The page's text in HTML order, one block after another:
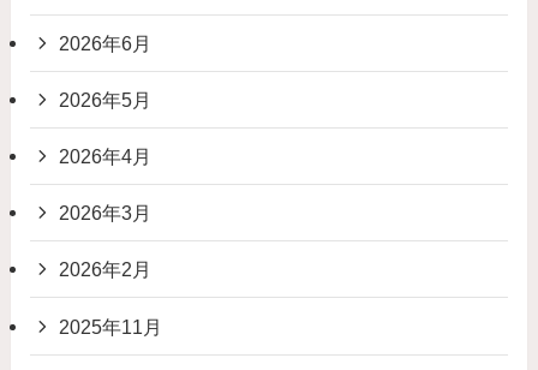
2026年6月
2026年5月
2026年4月
2026年3月
2026年2月
2025年11月